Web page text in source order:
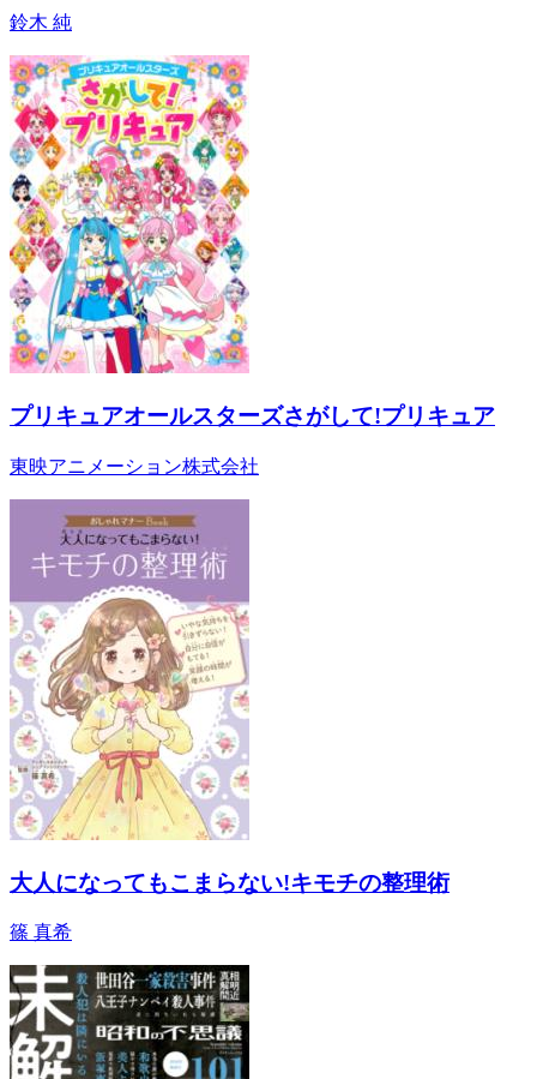
鈴木 純
プリキュアオールスターズさがして!プリキュア
東映アニメーション株式会社
大人になってもこまらない!キモチの整理術
篠 真希